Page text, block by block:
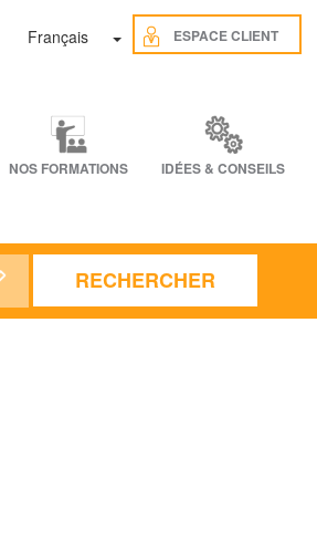
Français Toggle Dropdown
ESPACE CLIENT
NOS FORMATIONS IDÉES & CONSEILS
RECHERCHER